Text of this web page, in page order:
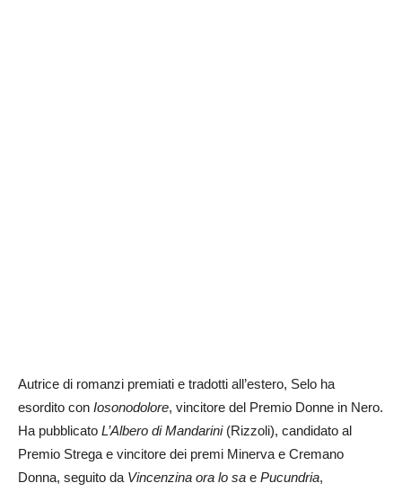
Autrice di romanzi premiati e tradotti all’estero, Selo ha
esordito con Iosonodolore, vincitore del Premio Donne in Nero.
Ha pubblicato L’Albero di Mandarini(Rizzoli), candidato al
Premio Strega e vincitore dei premi Minerva e Cremano
Donna, seguito da Vincenzina ora lo sa e Pucundria,